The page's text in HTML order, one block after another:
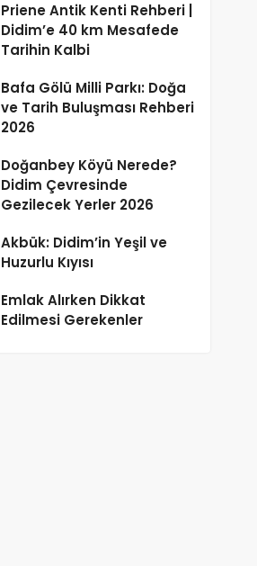
Priene Antik Kenti Rehberi |
Didim’e 40 km Mesafede
Tarihin Kalbi
Bafa Gölü Milli Parkı: Doğa
ve Tarih Buluşması Rehberi
2026
Doğanbey Köyü Nerede?
Didim Çevresinde
Gezilecek Yerler 2026
Akbük: Didim’in Yeşil ve
Huzurlu Kıyısı
Emlak Alırken Dikkat
Edilmesi Gerekenler